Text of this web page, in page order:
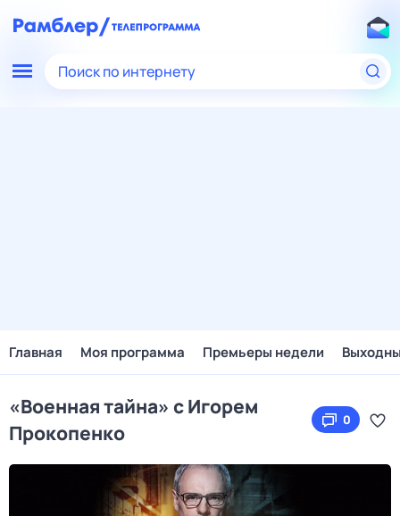
Поиск по интернету
Главная Моя программа Премьеры недели
«Военная тайна» с Игорем
Прокопенко
0